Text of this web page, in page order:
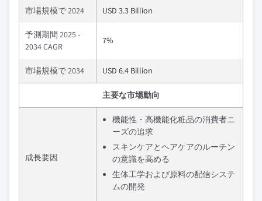
市場規模で 2024 USD 3.3 Billion
予測期間 2025 -
2034 CAGR
7%
市場規模で 2034 USD 6.4 Billion
主要な市場動向
成長要因
機能性・高機能化粧品の消費者ニ
ーズの追求
スキンケアとヘアケアのルーチン
の意識を高める
生体工学および原料の配信システ
ムの開発